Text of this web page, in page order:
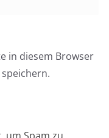
in diesem Browser
um Spam zu